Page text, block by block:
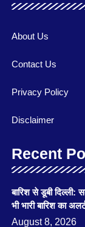
About Us
Contact Us
Privacy Policy
Disclaimer
Recent
बारिश से डूबी
भी भारी बारिश का
August 8, 2026